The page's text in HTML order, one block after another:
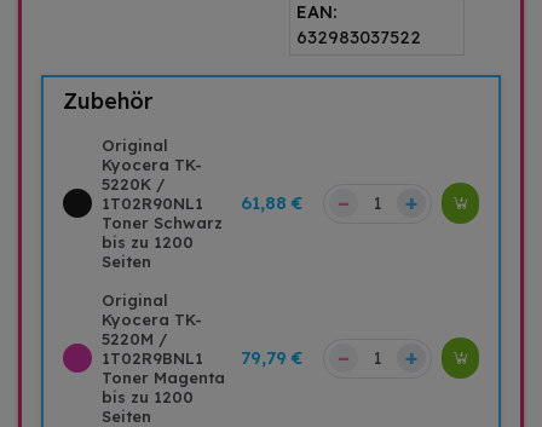
EAN:
632983037522
Zubehör
Original
Kyocera TK-
5220K /
1T02R90NL1
Toner Schwarz
bis zu 1200
Seiten
61,88 € – +
Original
Kyocera TK-
5220M /
1T02R9BNL1
Toner Magenta
bis zu 1200
Seiten
79,79 € – +